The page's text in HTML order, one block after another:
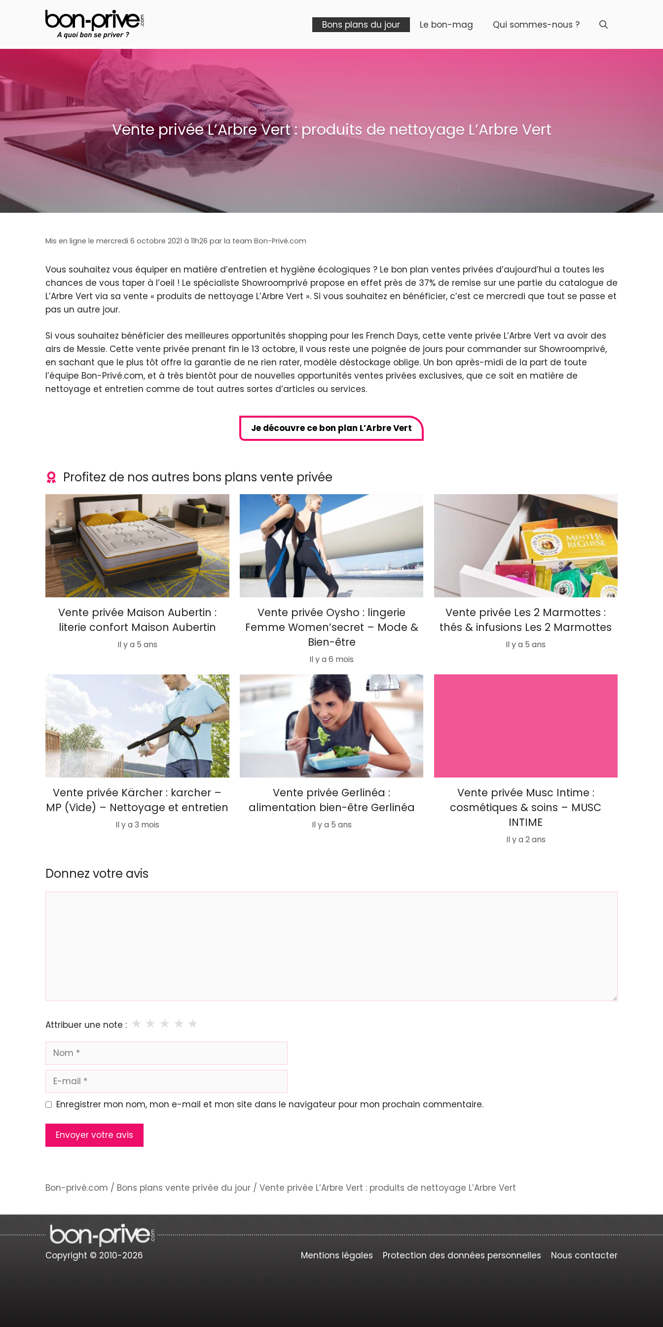
Bons plans du jour Le bon-mag Qui sommes-nous ?
Vente privée L’Arbre Vert : produits de nettoyage L’Arbre Vert
Mis en ligne le mercredi 6 octobre 2021 à 11h26 par la team Bon-Privé.com
Vous souhaitez vous équiper en matière d’entretien et hygiène écologiques ? Le bon plan ventes privées d’aujourd’hui a toutes les
chances de vous taper à l’oeil ! Le spécialiste Showroomprivé propose en effet près de 37% de remise sur une partie du catalogue de
L’Arbre Vert via sa vente « produits de nettoyage L’Arbre Vert ». Si vous souhaitez en bénéficier, c’est ce mercredi que tout se passe et
pas un autre jour.
Si vous souhaitez bénéficier des meilleures opportunités shopping pour les French Days, cette vente privée L’Arbre Vert va avoir des
airs de Messie. Cette vente privée prenant fin le 13 octobre, il vous reste une poignée de jours pour commander sur Showroomprivé,
en sachant que le plus tôt offre la garantie de ne rien rater, modèle déstockage oblige. Un bon après-midi de la part de toute
l’équipe Bon-Privé.com, et à très bientôt pour de nouvelles opportunités ventes privées exclusives, que ce soit en matière de
nettoyage et entretien comme de tout autres sortes d’articles ou services.
Je découvre ce bon plan L’Arbre Vert
Profitez de nos autres bons plans vente privée
Vente privée Maison Aubertin :
literie confort Maison Aubertin
Il y a 5 ans
Vente privée Oysho : lingerie
Femme Women’secret – Mode &
Bien-être
Il y a 6 mois
Vente privée Les 2 Marmottes :
thés & infusions Les 2 Marmottes
Il y a 5 ans
Vente privée Kärcher : karcher –
MP (Vide) – Nettoyage et entretien
Il y a 3 mois
Vente privée Gerlinéa :
alimentation bien-être Gerlinéa
Il y a 5 ans
Vente privée Musc Intime :
cosmétiques & soins – MUSC
INTIME
Il y a 2 ans
Donnez votre avis
Attribuer une note : ★
★
★
★
★
Nom
Enregistrer mon nom, mon e-mail et mon site dans le navigateur pour mon prochain commentaire.
Bon-privé.com / Bons plans vente privée du jour / Vente privée L’Arbre Vert : produits de nettoyage L’Arbre Vert
Copyright © 2010-2026 Mentions légales Protection des données personnelles Nous contacter